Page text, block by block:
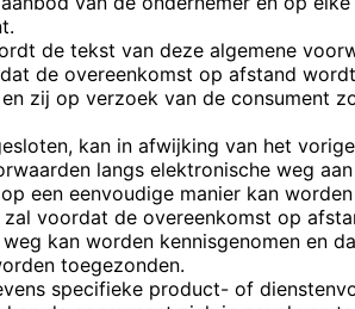
de tekst van deze algemene
de overeenkomst op afstand
zij op verzoek van de consument
kan in afwijking van het
langs elektronische weg
een eenvoudige manier kan
voordat de overeenkomst op
kan worden kennisgenomen en
toegezonden.
specifieke product- of